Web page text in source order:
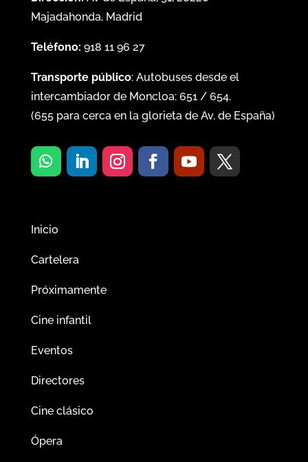
Majadahonda, Madrid
Teléfono: 918 11 96 27
Transporte público: Autobuses desde el
intercambiador de Moncloa: 651/ 654.
(655para cerca en la glorieta de Av. de España)
Inicio
Cartelera
Próximamente
Cine infantil
Eventos
Directores
Cine clásico
Ópera